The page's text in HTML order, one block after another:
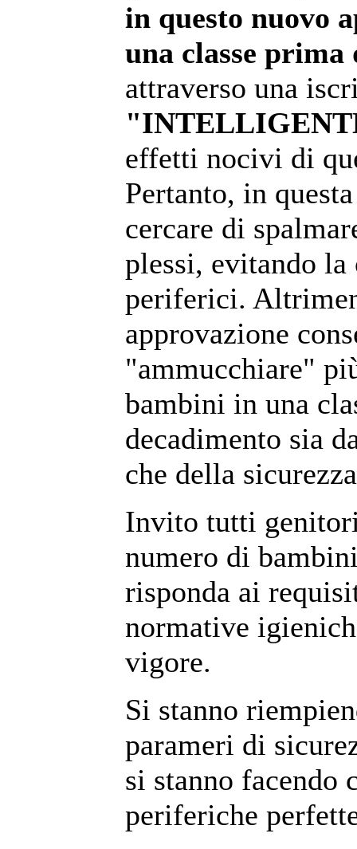
in questo nuovo
una classe
attraverso una
effetti nocivi di
Pertanto, in
cercare di
plessi, evitando
periferici.
approvazione
"ammucchiare"
bambini in una
decadimento sia
che della
Invito tutti
numero di
risponda ai
normative
vigore.
Si stanno
parameri di
si stanno facendo
periferiche